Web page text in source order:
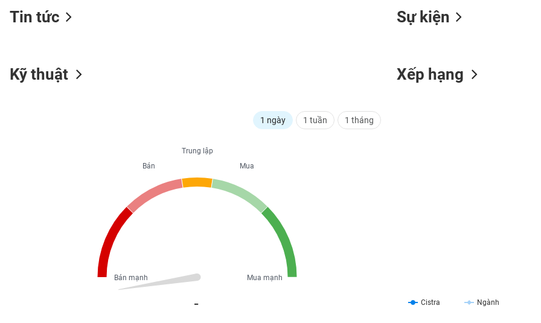
Tin tức Sự kiện
Kỹ thuật
1 ngày 1 tuần 1 tháng
Trung lập
Mua
Mua mạnh
Bán
Bán mạnh
Xếp hạng
Cistra Ngành